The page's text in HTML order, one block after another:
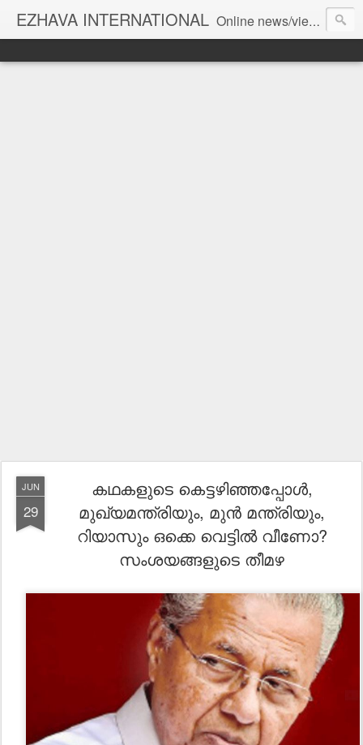
EZHAVA INTERNATIONAL Online news/views JOURNAL... Connecting the community worldwide Editorial Director: Prem Chandran
JUN
29
കഥകളുടെ കെട്ടഴിഞ്ഞപ്പോൾ,
മുഖ്യമന്ത്രിയും, മുൻ മന്ത്രിയും,
റിയാസും ഒക്കെ വെട്ടിൽ വീണോ?
സംശയങ്ങളുടെ തീമഴ